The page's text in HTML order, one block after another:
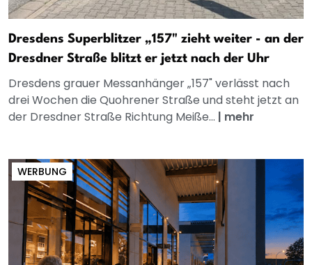
Dresdens Superblitzer „157" zieht weiter - an der
Dresdner Straße blitzt er jetzt nach der Uhr
Dresdens grauer Messanhänger „157" verlässt nach
drei Wochen die Quohrener Straße und steht jetzt an
der Dresdner Straße Richtung Meiße... | mehr
WERBUNG